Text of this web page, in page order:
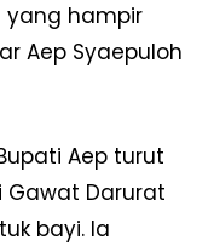
yang hampir
Aep Syaepuloh
Aep turut
Gawat Darurat
bayi. Ia